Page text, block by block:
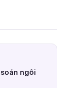
soán ngôi